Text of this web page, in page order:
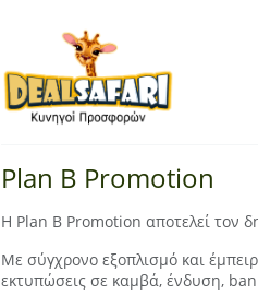
Plan B Promotion
Η Plan B Promotion αποτελεί τον
Με σύγχρονο εξοπλισμό και
εκτυπώσεις σε καμβά, ένδυση,